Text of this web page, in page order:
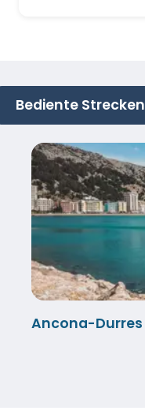
Bediente Strecken
Ancona-Durres